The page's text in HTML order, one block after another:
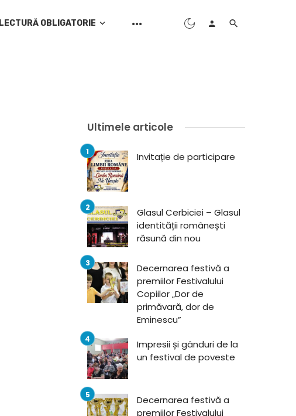
LECTURĂ OBLIGATORIE
Ultimele articole
Invitație de participare
Glasul Cerbiciei – Glasul
identității românești
răsună din nou
Decernarea festivă a
premiilor Festivalului
Copiilor „Dor de
primăvară, dor de
Eminescu”
Impresii și gânduri de la
un festival de poveste
Decernarea festivă a
premiilor Festivalului